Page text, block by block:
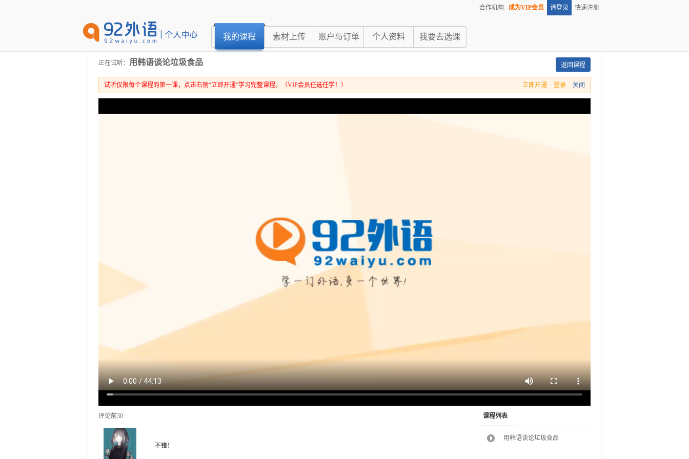
合作机构 成为VIP会员 请登录 快速注册
我的课程 素材上传 账户与订单 个人资料 我要去选课
正在试听： 用韩语谈论垃圾食品
试听仅限每个课程的第一课，点击右侧“立即开通”学习完整课程。（VIP会员任选任学！） 立即开通 登录 关闭
评论前30
不错！
课程列表
用韩语谈论垃圾食品